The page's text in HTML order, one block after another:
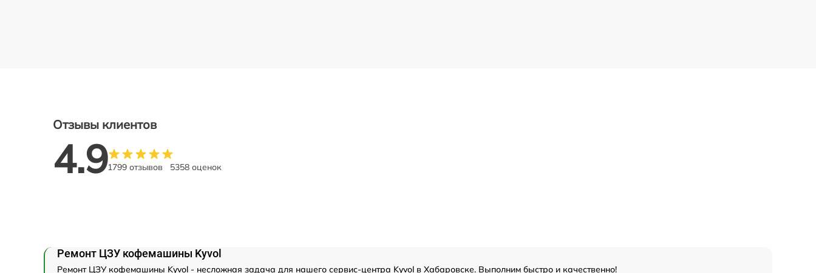
Отзывы клиентов
4.91799 отзывов 5358 оценок
Ремонт ЦЗУ кофемашины Kyvol
Ремонт ЦЗУ кофемашины Kyvol - несложная задача для нашего сервис-центра Kyvol в Хабаровске. Выполним быстро и качественно!